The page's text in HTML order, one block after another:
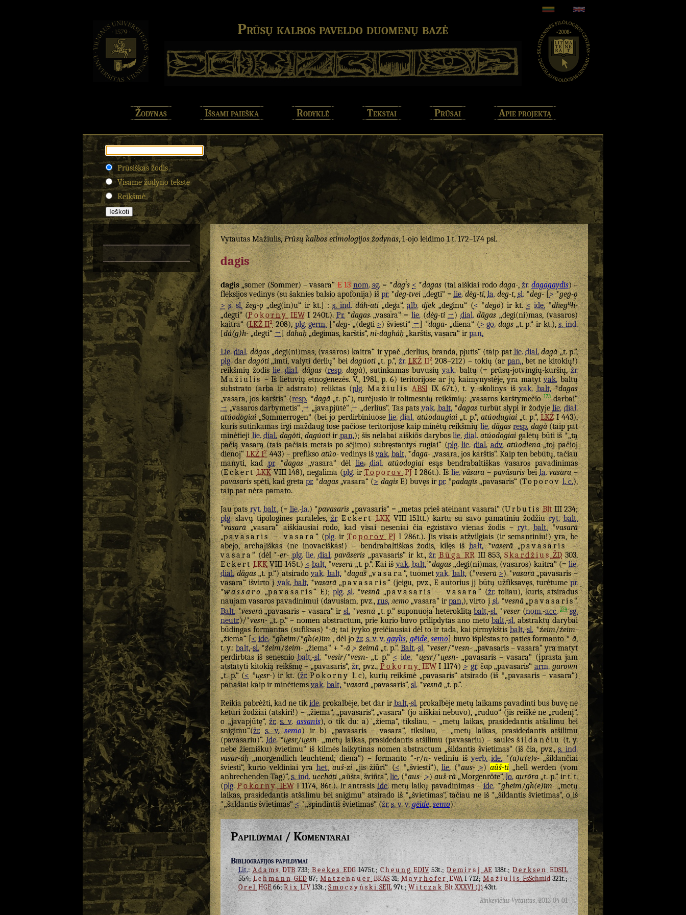
Prūsų kalbos paveldo duomenų bazė
Žodynas Išsami paieška Rodyklė Tekstai Prūsai Apie projektą
Prūsiškas žodis
Visame žodyno tekste
Reikšmė
Vytautas Mažiulis,Prūsų kalbos etimologijos žodynas, 1-ojo leidimo 1 t. 172–174 psl.
dagis
dagis„somer (Sommer) – vasara“E 13 nom. sg.= *dagis <*dagas(tai aiškiai rododaga-,žr. dagagaydis) –
fleksijos vedinys (su šaknies balsio apofonija) išpr.*deg-tvei„degti“ =lie. dèg-ti,la. deg-t,sl.*deg-[>*geg-ǫ
> s. sl. žeg-ǫ„deg(in)u“ ir kt.] :s. ind. dáh-ati„dega“,alb. djek„deginu“ (<*degō) ir kt.< ide.*dhegu̯h-
„degti“ (PokornyIEWI 240t.).Pr.*dagas„vasara“ =lie.(dèg-ti →)dial. dãgas„degi(ni)mas, (vasaros)
kaitra“ (LKŽ II²208),plg. germ.[*deg-„(degti>) šviesti“→] *daga- „diena“ (> go. dags„t. p.“ ir kt.),s. ind.
[dá(g)h-„degti“→]dāhaḥ„degimas, karštis“,ni-dāgháḥ„karštis, vasara“ irpan.
Lie. dial. dãgas„degi(ni)mas, (vasaros) kaitra“ ir ypač „derlius, branda, pjūtis“ (taip patlie. dial. dagà„t. p.“,
plg.dardagóti„imti, valyti derlių“ beidagúoti„t. p.“,žr. LKŽ II² 208–212) – tokių (arpan., bet ne kitokių!)
reikšmių žodislie. dial. dãgas(resp. dagà), sutinkamas buvusiųvak.baltų (= prūsų-jotvingių-kuršių,žr.
Mažiulis– Iš lietuvių etnogenezės. V., 1981, p. 6) teritorijose ar jų kaimynystėje, yra matytvak.baltų
substrato (arba ir adstrato) reliktas (plg. Mažiulis ABSlIX 67t.), t. y. skolinys išvak. balt.*dagas
„vasara, jos karštis“ (resp.*dagā„t. p.“), turėjusio ir tolimesnių reikšmių: „vasaros karštymečio173darbai“
→„vasaros darbymetis“→„javapjūtė“→„derlius“. Tas patsvak. balt.*dagasturbūt slypi ir žodyjelie. dial.
atúodogiai„Sommerrogen“ (bei jo perdirbiniuoselie. dial. atúodaugiai„t. p.“,atúodugiai„t. p.“,LKŽI 443),
kuris sutinkamas irgi maždaug tose pačiose teritorijose kaip minėtų reikšmiųlie. dãgas resp. dagà(taip pat
minėtiejilie. dial. dagòtì,dagúotiirpan.); šis nelabai aiškiõs daryboslie. dial. atúodogiaigalėtų būti iš *„tą
pačią vasarą (tais pačiais metais po sėjimo) subręstantys rugiai“ (plg. lie. dial. adv. atúodiena„toj pačioj
dienoj“LKŽ I²443) – prefiksoatúo-vedinys išvak. balt.*daga- „vasara, jos karštis“. Kaip ten bebūtų, tačiau
manyti, kadpr.*dagas„vasara“ dėllie. dial. atúodogiaiesąs bendrabaltiškas vasaros pavadinimas
(Eckert LKKVIII 148), negalima (plg.irToporovPJI 286t.). Išlie. vãsara–pavãsarisbeila. vasara–
pavasarisspėti, kad gretapr.*dagas„vasara“ (> dagisE) buvęs irpr.*padagīs„pavasaris“ (Toporov l. c.),
taip pat nėra pamato.
Jau patsryt. balt.(=lie.-la.) *pavasarīs „pavasaris“ = „metas prieš ateinant vasarai“ (Urbutis BltIII 234;
plg.slavų tipologines paraleles,žr. Eckert LKKVIII 151tt.) kartu su savo pamatiniu žodžiuryt. balt.
*vasarā„vasara“ aiškiausiai rodo, kad visai neseniai čia egzistavo vienas žodis –ryt. balt.*vasarā
„pavasaris – vasara“ (plg.irToporovPJ I 286t.). Jis visais atžvilgiais (ir semantiniu!) yra, be
abejo, archajiškas (ne inovaciškas!) – bendrabaltiškas žodis, kilęs išbalt.*vaserā„pavasaris –
vasara“ (dėl *-er- plg. lie. dial. pavãseris„pavasaris“ ir kt.,žr. BūgaRRIII 853,Skardžius ŽD303,
Eckert LKKVIII 145t.)< balt.*veserā„t. p.“. Kai išvak. balt.*dagas„degi(ni)mas, (vasaros) kaitra“ (=lie.
dial. dãgas„t. p.“) atsiradovak. balt.*dagas„vasara“, tuometvak. balt.(*veserā >) *vasarā„pavasaris –
vasara“ išvirto įvak. balt.*vasarā„pavasaris“ (jeigu, pvz., E autorius jį būtų užfiksavęs, turėtumepr.
*wassaro„pavasaris“ E);plg. sl.*vesnā„pavasaris – vasara“ (žr.toliau), kuris, atsiradus
naujam vasaros pavadinimui (davusiam, pvz.,rus. лето„vasara“ irpan.), virto įsl. *vesnā„pavasaris“.
Balt.*veserā„pavasaris – vasara“ irsl. *vesnā„t. p.“ suponuoja heteroklitąbalt.-sl.*veser(nom.-acc. 174 sg.
neutr.)/*vesn-„t. p.“ – nomen abstractum, prie kurio buvo prilipdytas ano metobalt.-sl.abstraktų darybai
būdingas formantas (sufiksas) *-ā; tai įvyko greičiausiai dėl to ir tada, kai pirmykštisbalt.-sl.*źeim/źeim-
„žiema“ [< ide.*gheim/*gh(e)im-, dėl jožr. s. v. v. gaylis,gēide,semo] buvo išplėstas to paties formanto *-ā,
t. y.:balt.-sl.*źeim/źeim-„žiema“ + *-ā > źeimā„t. p.“.Balt.-sl. *veser/*vesn-„pavasaris – vasara“ yra matyt
perdirbtas iš senesniobalt.-sl.*vesir/*vesn-„t. p.“< ide.*u̯esr̥/*u̯esn-„pavasaris – vasara“ (įprasta jam
atstatyti kitokią reikšmę – „pavasaris“,žr., pvz.,PokornyIEWI 1174)> gr. ἔαρ„pavasaris“arm. garown
„t. p.“ (<*u̯esr-) ir kt. (žr. Pokornyl. c), kurių reikšmė „pavasaris“ atsirado (iš *„pavasaris – vasara“)
panašiai kaip ir minėtiemsvak. balt.*vasarā„pavasaris“,sl.*vesnā„t. p.“.
Reikia pabrėžti, kad ne tikide.prokalbėje, bet dar irbalt.-sl.prokalbėje metų laikams pavadinti bus buvę ne
keturi žodžiai (atskiri!) – „žiema“, „pavasaris“, „vasara“ (jo aiškiai nebuvo), „ruduo“ (jis reiškė ne „rudenį“,
o „javapjūtę“,žr. s. v. assanis), o tik du: a) „žiema“, tiksliau, – „metų laikas, prasidedantis atšalimu bei
snigimu“(žr. s. v. semo) ir b) „pavasaris – vasara“, tiksliau, – „metų laikas, prasidedantis atšilimu
(pavasariu)“.Ide.*u̯esr̥/u̯esn-„metų laikas, prasidedantis atšilimu (pavasariu) – saulėsšildančiu(t. y.
nebe žiemišku) švietimu“ iš kilmės laikytinas nomen abstractum „šildantis švietimas“ (iš čia, pvz.,s. ind.
vāsar-áḥ„morgendlich leuchtend; diena“) – formanto *-r/n-vediniu išverb. ide.*(a)u(e)s-„šildančiai
šviesti“, kurio veldiniai yrahet. auš-zi„jis žiūri“ (<*„šviesti“),lie.(*aus- >)aũš-ti„hell werden (vom
anbrechenden Tag)“,s. ind. uccháti„aũšta, šviñta“,lie.(*aus- >)auš-rà„Morgenröte“,lo. aurōra„t. p.“ ir t. t.
(plg. PokornyIEWI 1174, 86t.). Ir antrasiside.metų laikų pavadinimas –ide.*gheim/gh(e)im-„metų
laikas, prasidedantis atšalimu bei snigimu“ atsirado iš *„švietimas“, tačiau ne iš *„šildantis švietimas“, o iš
*„šaldantis švietimas“<*„spindintis švietimas“ (žr. s. v. v. gēide,semo).
Papildymai / Komentarai
Bibliografijos papildymai
Lit.:AdamsDTB733;Beekes EDG1475t.;Cheung EDIV53t.;Demiraj AE138t.;Derksen EDSIL
554;Lehmann GED87;MatzenauerBKAS31; MayrhoferEWAI 712; MažiulisFsSchmid321t.;
Orel HGE66;RixLIV133t.;Smoczyński SEJL97t.; Witczak Blt XXXVI (1)43tt.
Rinkevičius Vytautas,2013-04-01